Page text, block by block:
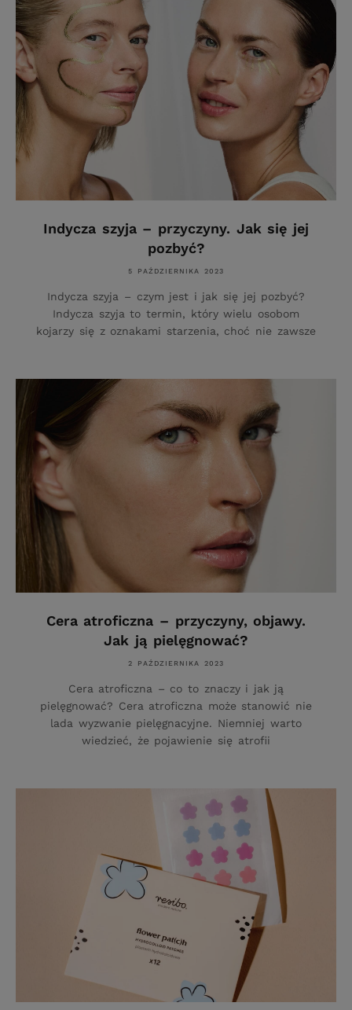
Indycza szyja – przyczyny. Jak się jej
pozbyć?
5 PAŹDZIERNIKA 2023
Indycza szyja – czym jest i jak się jej pozbyć?
Indycza szyja to termin, który wielu osobom
kojarzy się z oznakami starzenia, choć nie zawsze
Cera atroficzna – przyczyny, objawy.
Jak ją pielęgnować?
2 PAŹDZIERNIKA 2023
Cera atroficzna – co to znaczy i jak ją
pielęgnować? Cera atroficzna może stanowić nie
lada wyzwanie pielęgnacyjne. Niemniej warto
wiedzieć, że pojawienie się atrofii